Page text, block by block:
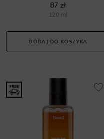
87 zł
120 ml
DODAJ DO KOSZYKA